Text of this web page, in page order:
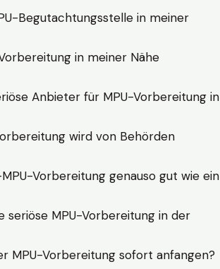
Begutachtungsstelle in meiner
in meiner Nähe
Anbieter für MPU-Vorbereitung in
wird von Behörden
Vorbereitung genauso gut wie ein
seriöse MPU-Vorbereitung in der
MPU-Vorbereitung sofort anfangen?